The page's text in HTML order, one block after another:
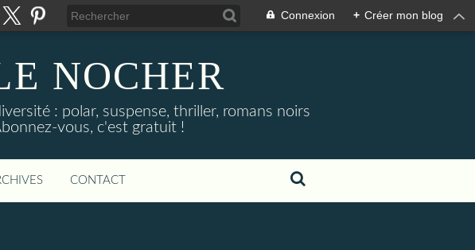
Connexion + Créer mon blog
NOCHER
: polar, suspense, thriller, romans noirs
vous, c'est gratuit !
CONTACT